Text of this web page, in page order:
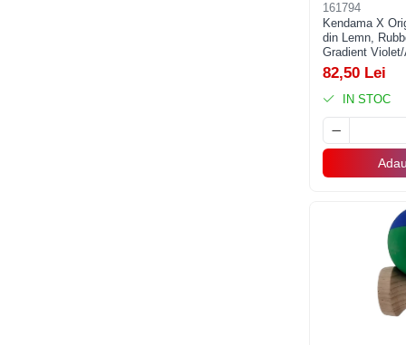
161794
Kendama X
din Lemn,
Gradient
82,50 Lei
IN STOC